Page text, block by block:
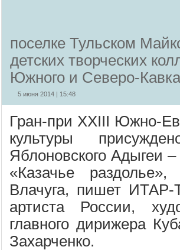
поселке Тульском
детских творческих
Южного и Северо-
5 июня 2014 | 15:48
Гран-при ХХIII Южно-
культуры
Яблоновского Адыгеи
«Казачье
Влачуга, пишет
артиста России,
главного дирижера
Захарченко.